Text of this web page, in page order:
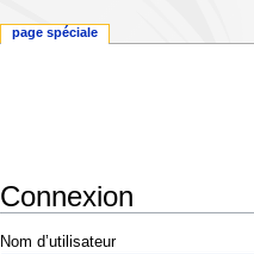
Connexion
Aller
Aller
Nom d’utilisateur
page spéciale